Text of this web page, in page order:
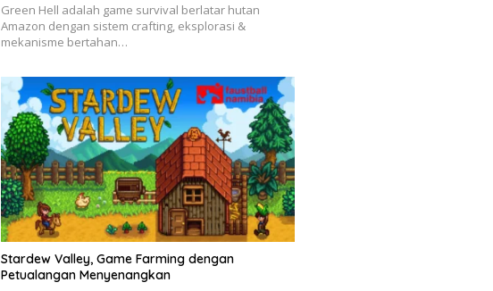
Green Hell adalah game survival berlatar hutan
Amazon dengan sistem crafting, eksplorasi &
mekanisme bertahan…
Stardew Valley, Game Farming dengan
Petualangan Menyenangkan